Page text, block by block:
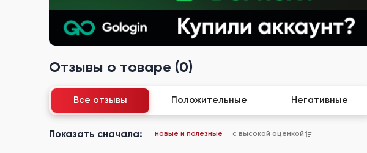
Отзывы о товаре (0)
Все отзывы Положительные Негативные
Показать сначала: новые и полезные с высокой оценкой